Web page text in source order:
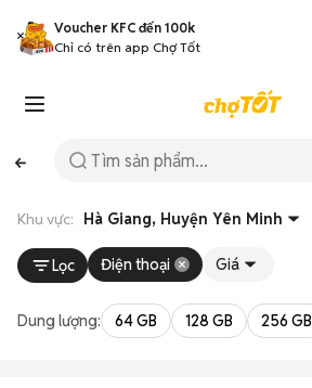
Voucher KFC đến 100k
Chỉ có trên app Chợ Tốt
Khu vực: Hà Giang, Huyện Yên Minh
Lọc Điện thoại Giá
Dung lượng: 64 GB 128 GB 256 GB